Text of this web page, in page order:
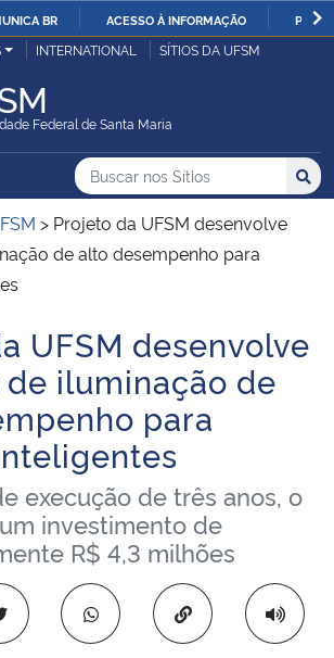
IR
BR ACESSO À INFORMAÇÃO
Pública
Pecuária e Abastecimento
INTERNATIONAL SÍTIOS DA UFSM
Federal de Santa Maria
Principal do Sítio
Busca
Buscar no nos Sítios
Busca:
> Projeto da UFSM desenvolve
de alto desempenho para
UFSM desenvolve
iluminação de
para
execução de três anos, o
investimento de
R$ 4,3 milhões
Copiar para área